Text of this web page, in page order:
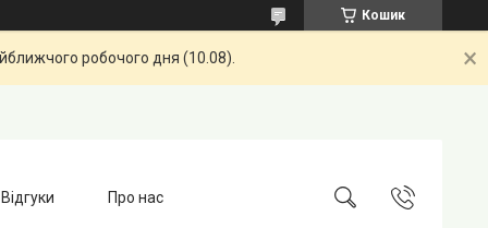
Кошик
робочого дня (10.08).
Відгуки Про нас